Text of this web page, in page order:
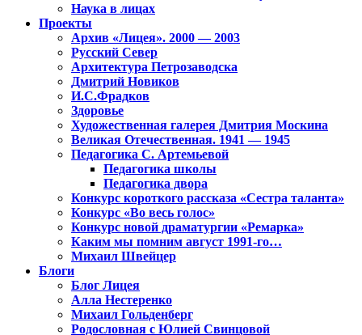
Наука в лицах
Проекты
Архив «Лицея». 2000 — 2003
Русский Север
Архитектура Петрозаводска
Дмитрий Новиков
И.С.Фрадков
Здоровье
Художественная галерея Дмитрия Москина
Великая Отечественная. 1941 — 1945
Педагогика С. Артемьевой
Педагогика школы
Педагогика двора
Конкурс короткого рассказа «Сестра таланта»
Конкурс «Во весь голос»
Конкурс новой драматургии «Ремарка»
Каким мы помним август 1991-го…
Михаил Швейцер
Блоги
Блог Лицея
Алла Нестеренко
Михаил Гольденберг
Родословная с Юлией Свинцовой